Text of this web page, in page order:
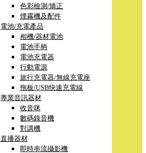
色彩檢測/矯正
煙霧機及配件
電池/充電產品
相機/器材電池
電池手柄
電池充電器
行動電源
旅行充電器/無線充電座
拖板/USB快速充電線
專業音訊器材
收音咪
數碼錄音機
對講機
直播器材
即時串流攝影機